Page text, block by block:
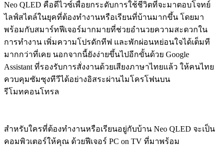
Neo QLED คือดีไวซ์เพื่อยกระดับการใช้ชีวิตที่จะมาตอบโจทย์
ไลฟ์สไตล์ในยุคที่ต้องทำงานหรือเรียนที่บ้านมากขึ้น โดยมา
พร้อมกับสมาร์ทฟีเจอร์มากมายที่ช่วยอำนวยความสะดวกใน
การทำงาน เพิ่มความโปรดักทีฟ และพักผ่อนหย่อนใจได้เต็มที
มากกว่าที่เคย นอกจากนี้ยังง่ายขึ้นไปอีกขั้นด้วย Google
Assistant ที่รองรับการสั่งงานด้วยเสียงภาษาไทยแล้ว ให้คนไทย
ควบคุมซัมซุงทีวีได้อย่างอิสระผ่านไมโครโฟนบน
รีโมทคอนโทรล
สำหรับใครที่ต้องทำงานหรือเรียนอยู่กับบ้าน Neo QLED จะเป็น
คอมพิวเตอร์ให้คุณ ด้วยฟีเจอร์ PC on TV ที่มาพร้อม